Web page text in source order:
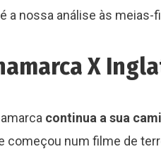
a nossa análise às meias-
X
continua a sua
começou num filme de